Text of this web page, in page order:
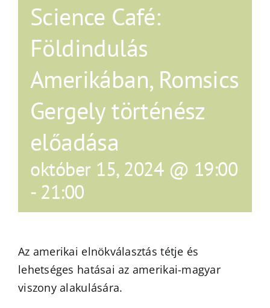
Science Café:
Földindulás
Amerikában, Romsics
Gergely történész
előadása
október 15, 2024 @ 19:00
- 21:00
Az amerikai elnökválasztás tétje és
lehetséges hatásai az amerikai-magyar
viszony alakulására.